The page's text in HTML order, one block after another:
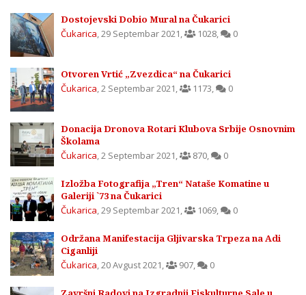
Dostojevski Dobio Mural na Čukarici
Čukarica,29 Septembar 2021, 1028, 0
Otvoren Vrtić „Zvezdica“ na Čukarici
Čukarica,2 Septembar 2021, 1173, 0
Donacija Dronova Rotari Klubova Srbije Osnovnim
Školama
Čukarica,2 Septembar 2021, 870, 0
Izložba Fotografija „Tren“ Nataše Komatine u
Galeriji `73 na Čukarici
Čukarica,29 Septembar 2021, 1069, 0
Održana Manifestacija Gljivarska Trpeza na Adi
Ciganliji
Čukarica,20 Avgust 2021, 907, 0